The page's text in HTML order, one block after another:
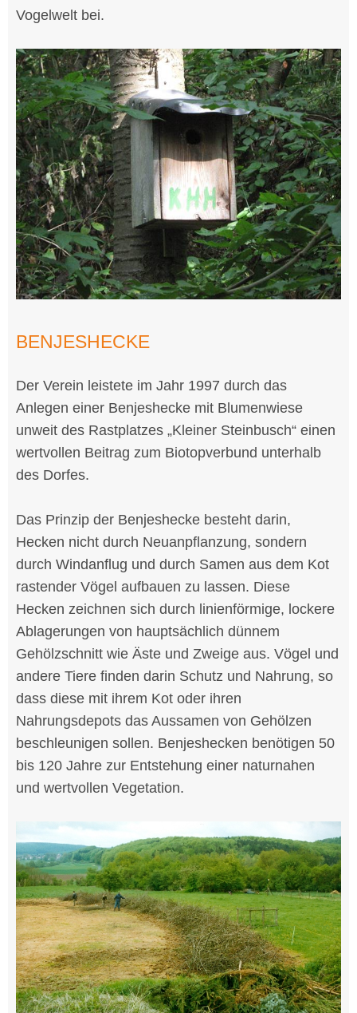
Vogelwelt bei.
BENJESHECKE
Der Verein leistete im Jahr 1997 durch das
Anlegen einer Benjeshecke mit Blumenwiese
unweit des Rastplatzes „Kleiner Steinbusch“ einen
wertvollen Beitrag zum Biotopverbund unterhalb
des Dorfes.
Das Prinzip der Benjeshecke besteht darin,
Hecken nicht durch Neuanpflanzung, sondern
durch Windanflug und durch Samen aus dem Kot
rastender Vögel aufbauen zu lassen. Diese
Hecken zeichnen sich durch linienförmige, lockere
Ablagerungen von hauptsächlich dünnem
Gehölzschnitt wie Äste und Zweige aus. Vögel und
andere Tiere finden darin Schutz und Nahrung, so
dass diese mit ihrem Kot oder ihren
Nahrungsdepots das Aussamen von Gehölzen
beschleunigen sollen. Benjeshecken benötigen 50
bis 120 Jahre zur Entstehung einer naturnahen
und wertvollen Vegetation.